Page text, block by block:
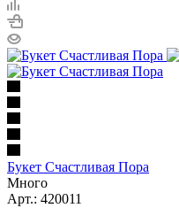
Букет Счастливая Пора
Много
Арт.: 420011